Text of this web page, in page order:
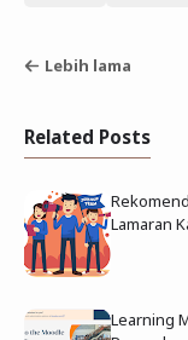
Lebih lama
Related Posts
Lamaran
Learning